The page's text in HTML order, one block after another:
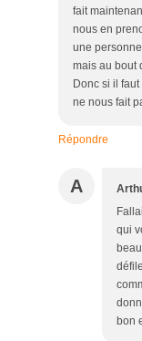
fait
nous en
une
mais au bout
Donc si il
ne nous fait
Répondre
A
qui
bon